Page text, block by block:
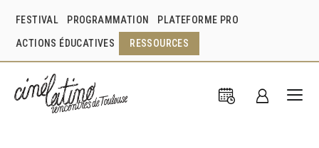
FESTIVAL PROGRAMMATION PLATEFORME PRO
ACTIONS ÉDUCATIVES RESSOURCES